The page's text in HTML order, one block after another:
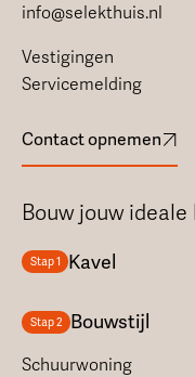
info@selekthuis.nl
Vestigingen
Servicemelding
Contact opnemen
Bouw jouw ideale
Stap 1 Kavel
Stap 2 Bouwstijl
Schuurwoning